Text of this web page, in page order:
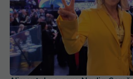
Alimentul pe care Nadia
niciodată: Nu mănânc asta,
două în fiecare seară
27 ian 2025, 14:00